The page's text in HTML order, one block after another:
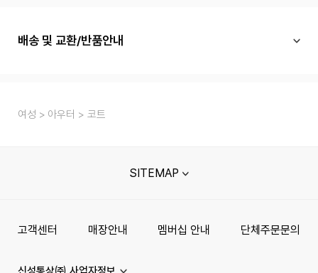
배송 및 교환/반품안내
여성 아우터 코트
SITEMAP
고객센터 매장안내 멤버십 안내 단체주문문의